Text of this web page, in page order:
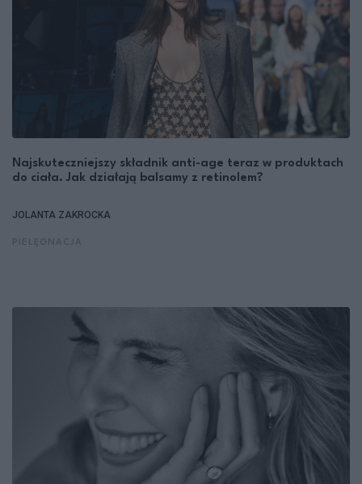
Najskuteczniejszy składnik anti-age teraz w produktach
do ciała. Jak działają balsamy z retinolem?
JOLANTA ZAKROCKA